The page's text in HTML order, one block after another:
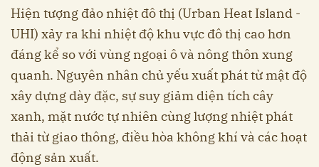
Hiện tượng đảo nhiệt đô thị (Urban Heat Island -
UHI) xảy ra khi nhiệt độ khu vực đô thị cao hơn
đáng kể so với vùng ngoại ô và nông thôn xung
quanh. Nguyên nhân chủ yếu xuất phát từ mật độ
xây dựng dày đặc, sự suy giảm diện tích cây
xanh, mặt nước tự nhiên cùng lượng nhiệt phát
thải từ giao thông, điều hòa không khí và các hoạt
động sản xuất.